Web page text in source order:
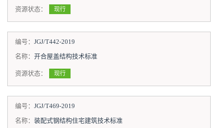
资源状态： 现行
编号： JGJ/T442-2019
名称： 开合屋盖结构技术标准
资源状态： 现行
编号： JGJ/T469-2019
名称： 装配式钢结构住宅建筑技术标准